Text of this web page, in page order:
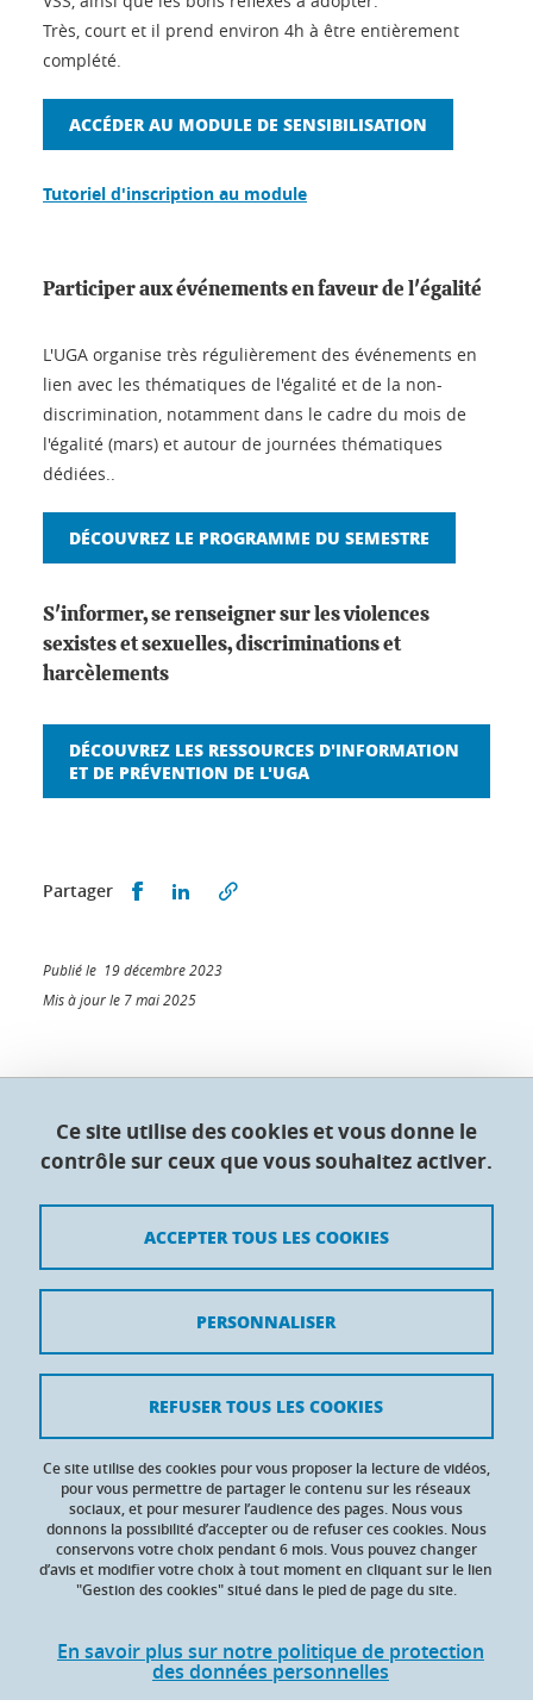
Très, court et il prend environ 4h à être entièrement
complété.
ACCÉDER AU MODULE DE SENSIBILISATION
Tutoriel d'inscription au module
Participer aux événements en faveur de l'égalité
L'UGA organise très régulièrement des événements en
lien avec les thématiques de l'égalité et de la non-
discrimination, notamment dans le cadre du mois de
l'égalité (mars) et autour de journées thématiques
dédiées..
DÉCOUVREZ LE PROGRAMME DU SEMESTRE
S'informer, se renseigner sur les violences
sexistes et sexuelles, discriminations et
harcèlements
DÉCOUVREZ LES RESSOURCES D'INFORMATION
ET DE PRÉVENTION DE L'UGA
Partager Partager sur Facebook
Partager sur LinkedIn
Publié le 19 décembre 2023
Mis à jour le 7 mai 2025
Collège doctoral de l'Université Grenoble Alpes
Maison du doctorat Jean Kuntzmann
France
Crédits
Données personnelles
Gestion des cookies
Accessibilité : non conforme
Ce site utilise des cookies et vous donne le
contrôle sur ceux que vous souhaitez activer.
Ce site utilise des cookies pour vous proposer la lecture de vidéos,
pour vous permettre de partager le contenu sur les réseaux
sociaux, et pour mesurer l’audience des pages. Nous vous
donnons la possibilité d’accepter ou de refuser ces cookies. Nous
conservons votre choix pendant 6 mois. Vous pouvez changer
d’avis et modifier votre choix à tout moment en cliquant sur le lien
"Gestion des cookies" situé dans le pied de page du site.
En savoir plus sur notre politique de protection
des données personnelles
ACCEPTER TOUS LES COOKIES
REFUSER TOUS LES COOKIES
PERSONNALISER